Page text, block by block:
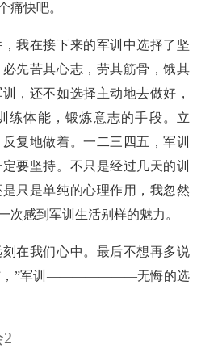
痛快吧。
我在接下来的军训中选择了坚
先苦其心志，劳其筋骨，饿其
，还不如选择主动地去做好，
练体能，锻炼意志的手段。立
复地做着。一二三四五，军训
要坚持。不只是经过几天的训
只是单纯的心理作用，我忽然
次感到军训生活别样的魅力。
在我们心中。最后不想再多说
，”军训———————无悔的选